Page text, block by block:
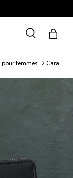
Recherche
pour femmes Cara